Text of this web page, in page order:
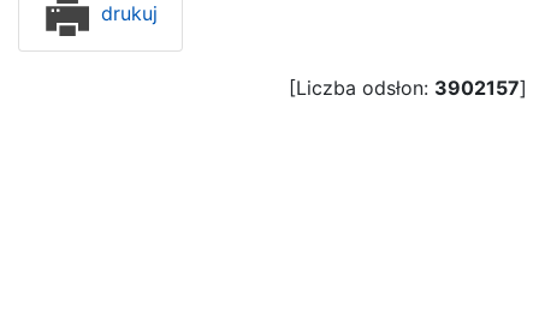
drukuj
[Liczba odsłon: 3902157]